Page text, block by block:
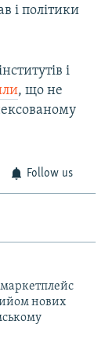
і політики
і
, що не
Follow us
нових